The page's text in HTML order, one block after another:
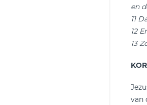
en
11
12
13
van